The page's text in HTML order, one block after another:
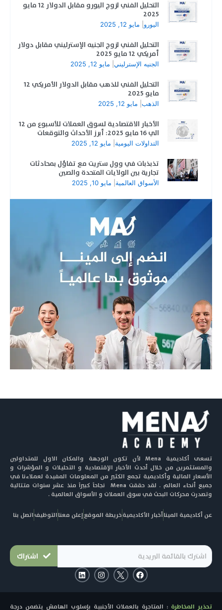
التحليل الفني لزوج اليورو مقابل الدولار 12 مايو
2025
اليورو مايو 12, 2025
التحليل الفني لزوج الجنيه الإسترليني مقابل دولار
أمريكي 12 مايو 2025
الجنيه الإسترليني مايو 12, 2025
التحليل الفني للذهب مقابل الدولار الأمريكي 12
مايو 2025
الذهب مايو 12, 2025
الأخبار الاقتصادية لسوق العملات للأسبوع من 12
الي 16 مايو 2025: أبرز الأحداث والتوقعات
التداولات اليومية مايو 12, 2025
تذبذبات في وول ستريت مع تفاؤل بمحادثات
تجارية بين الولايات المتحدة والصين
الأسواق العالمية مايو 10, 2025
تسعى أكاديمية Mena لأن تكون الوجهة والمكان الاول للمتداولين
والمستثمرين من خلال أحدث الأخبار الإقتصادية و التحليلات و المؤشرات و
الأسعار المالية وأكاديمية تجمع الكثير من المعلومات المفيدة لعملاءنا في
جميع أنحاء العالم . لقد حققت Mena نجاحاً كبيراً منذ عشر سنوات متتالية
وتصدرت محركات البحث في سوق العملات و الأسواق العالمية .
عن أكاديمية الميناأخبار الأكاديميةخريطة الموقعإعلن معناالتوظيفاتصل بنا
اشتراك
F
a
c
o
I
n
s
g
L
i
n
d تحذير المخاطرة : المتاجرة بالعملات الأجنبية بإسلوب الهامش يتضمن درجة